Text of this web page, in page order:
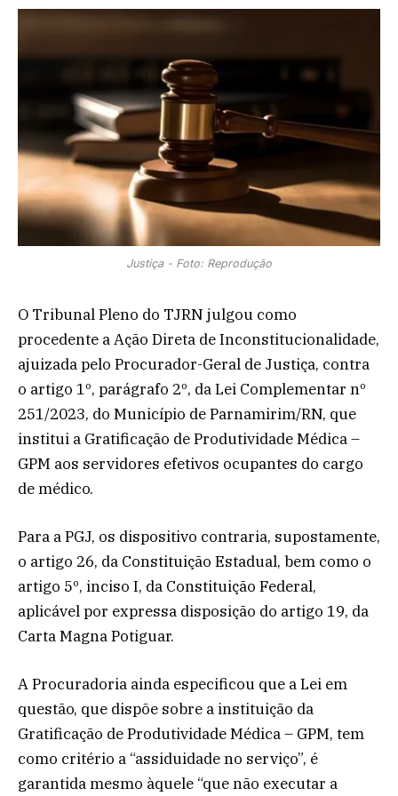
Justiça - Foto: Reprodução
O Tribunal Pleno do TJRN julgou como
procedente a Ação Direta de Inconstitucionalidade,
ajuizada pelo Procurador-Geral de Justiça, contra
o artigo 1º, parágrafo 2º, da Lei Complementar nº
251/2023, do Município de Parnamirim/RN, que
institui a Gratificação de Produtividade Médica –
GPM aos servidores efetivos ocupantes do cargo
de médico.
Para a PGJ, os dispositivo contraria, supostamente,
o artigo 26, da Constituição Estadual, bem como o
artigo 5º, inciso I, da Constituição Federal,
aplicável por expressa disposição do artigo 19, da
Carta Magna Potiguar.
A Procuradoria ainda especificou que a Lei em
questão, que dispõe sobre a instituição da
Gratificação de Produtividade Médica – GPM, tem
como critério a “assiduidade no serviço”, é
garantida mesmo àquele “que não executar a